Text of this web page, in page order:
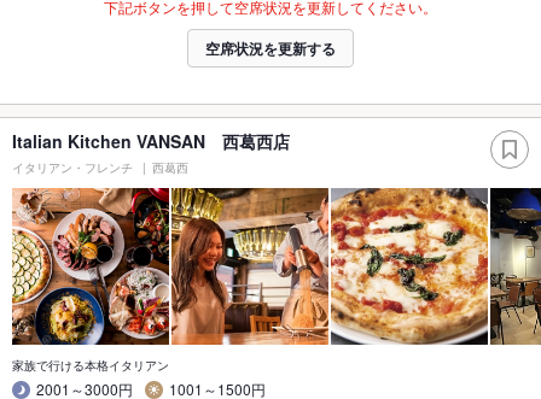
下記ボタンを押して空席状況を更新してください。
空席状況を更新する
Italian Kitchen VANSAN 西葛西店
イタリアン・フレンチ 西葛西
家族で行ける本格イタリアン
2001～3000円
1001～1500円